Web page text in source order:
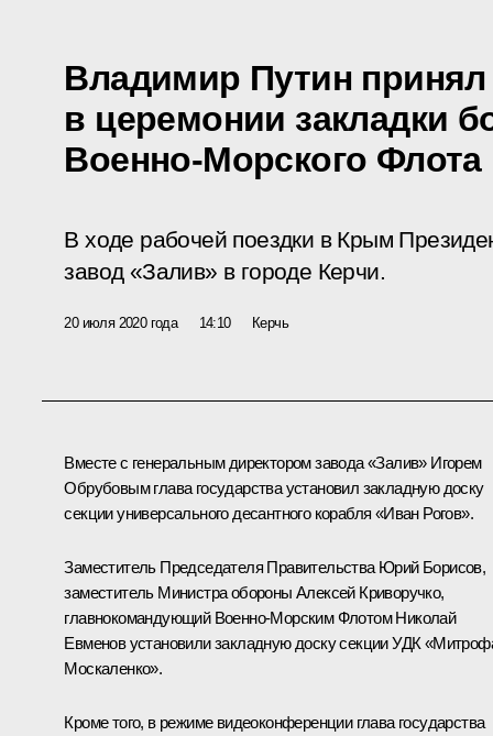
Владимир Путин принял
в церемонии закладки
Военно-Морского Флота
В ходе рабочей поездки в Крым
завод «Залив» в городе Керчи.
20 июля 2020 года 14:10 Керчь
Вместе с генеральным директором завода «Залив» Игорем
Обрубовым глава государства установил закладную доску
секции универсального десантного корабля «Иван Рогов».
Заместитель Председателя Правительства Юрий Борисов,
заместитель Министра обороны Алексей Криворучко,
главнокомандующий Военно‑Морским Флотом Николай
Евменов установили закладную доску секции УДК
Москаленко».
Кроме того, в режиме видеоконференции глава государства